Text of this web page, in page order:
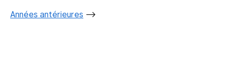
Années antérieures –>